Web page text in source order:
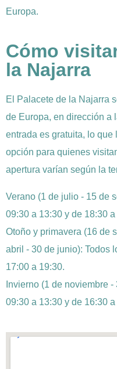
Europa.
Cómo
la Najarra
El Palacete de la Najarra
de Europa, en dirección a
entrada es gratuita, lo
opción para quienes
apertura varían según la
Verano (1 de julio - 15 de
09:30 a 13:30 y de 18:30 a
Otoño y primavera (16 de
abril - 30 de junio): Todos
17:00 a 19:30.
Invierno (1 de noviembre
09:30 a 13:30 y de 16:30 a